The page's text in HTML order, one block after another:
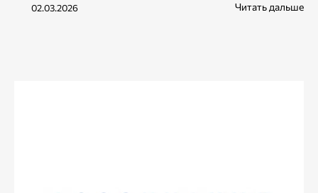
02.03.2026 Читать дальше